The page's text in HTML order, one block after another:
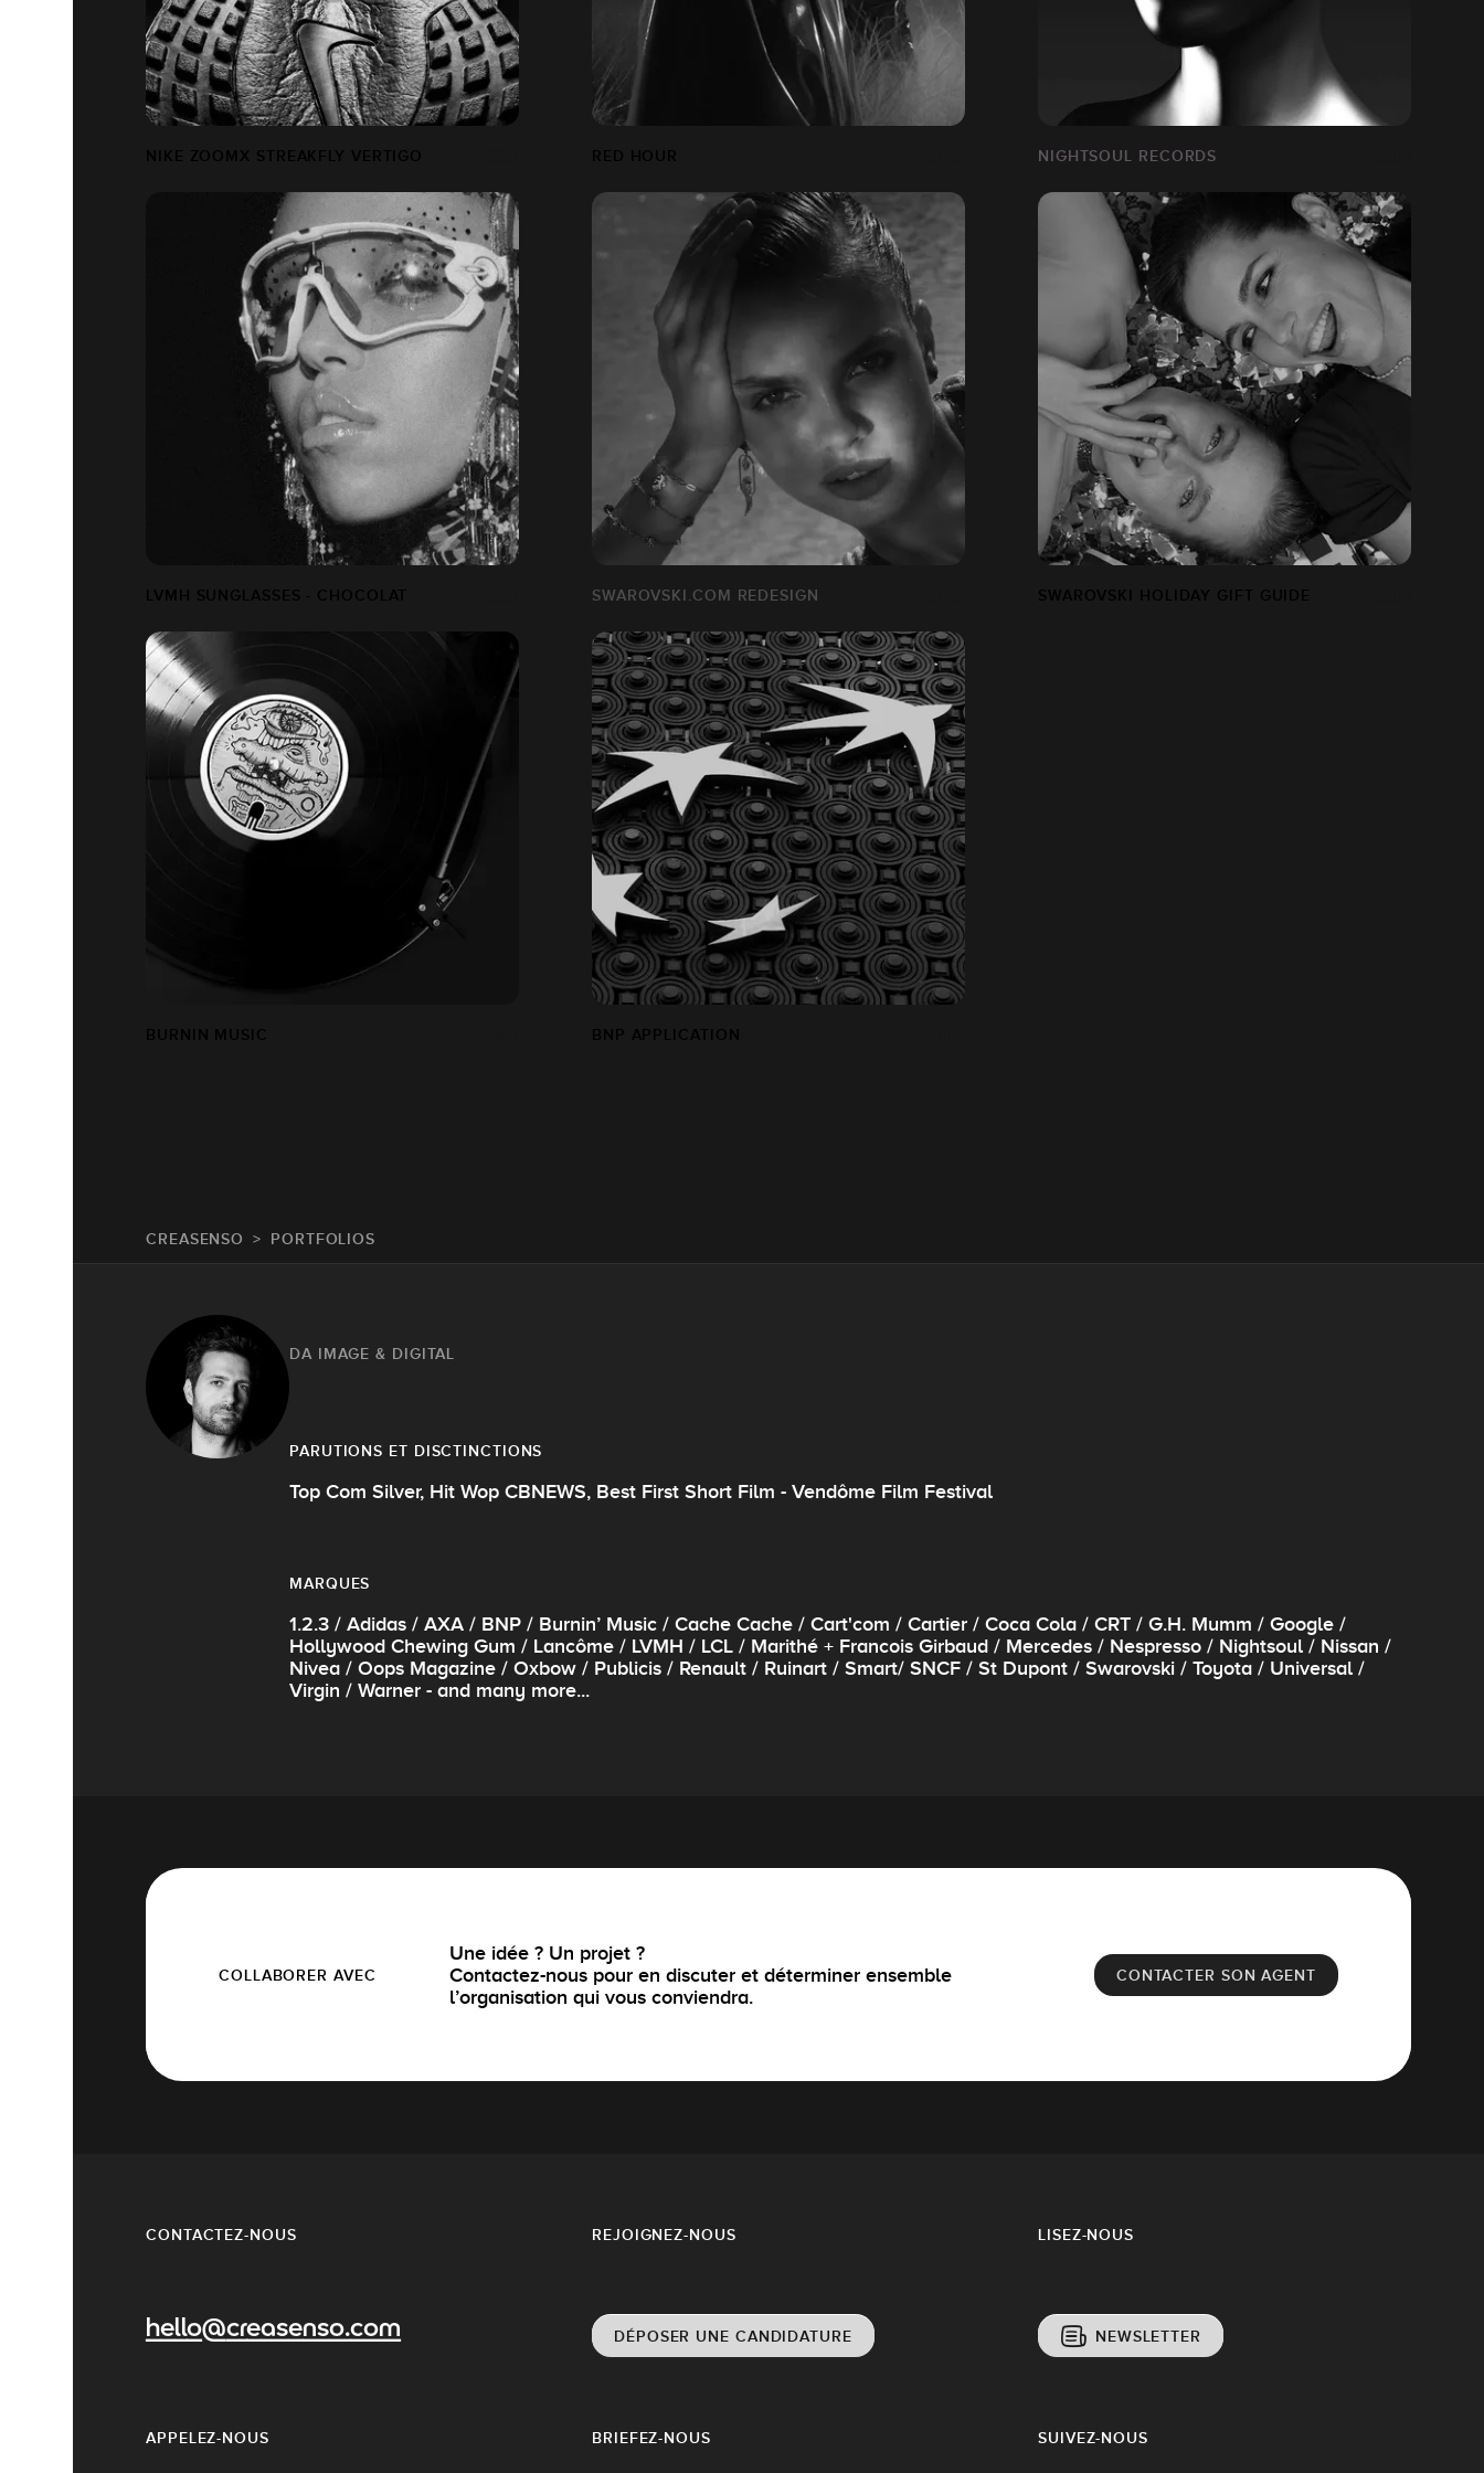
NIKE ZOOMX STREAKFLY VERTIGO RED HOUR NIGHTSOUL RECORDS
LVMH SUNGLASSES - CHOCOLAT SWAROVSKI.COM REDESIGN SWAROVSKI HOLIDAY GIFT GUIDE
BURNIN MUSIC BNP APPLICATION
CREASENSO PORTFOLIOS
DA IMAGE & DIGITAL
PARUTIONS ET DISCTINCTIONS
Top Com Silver, Hit Wop CBNEWS, Best First Short Film - Vendôme Film Festival
MARQUES
1.2.3 / Adidas / AXA / BNP / Burnin’ Music / Cache Cache / Cart'com / Cartier / Coca Cola / CRT / G.H. Mumm / Google /
Hollywood Chewing Gum / Lancôme / LVMH / LCL / Marithé + Francois Girbaud / Mercedes / Nespresso / Nightsoul / Nissan /
Nivea / Oops Magazine / Oxbow / Publicis / Renault / Ruinart / Smart/ SNCF / St Dupont / Swarovski / Toyota / Universal /
Virgin / Warner - and many more...
COLLABORER AVEC
Une idée ? Un projet ?
Contactez-nous pour en discuter et déterminer ensemble
l’organisation qui vous conviendra.
CONTACTER SON AGENT
CONTACTEZ-NOUS
hello@creasenso.com
REJOIGNEZ-NOUS
DÉPOSER UNE CANDIDATURE
LISEZ-NOUS
NEWSLETTER
APPELEZ-NOUS BRIEFEZ-NOUS SUIVEZ-NOUS